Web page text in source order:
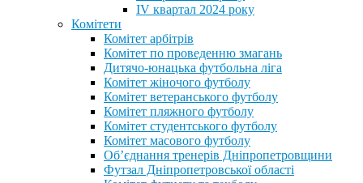
IV квартал 2024 року
Комітети
Комітет арбітрів
Комітет по проведенню змагань
Дитячо-юнацька футбольна ліга
Комітет жіночого футболу
Комітет ветеранського футболу
Комітет пляжного футболу
Комітет студентського футболу
Комітет масового футболу
Обʼєднання тренерів Дніпропетровщини
Футзал Дніпропетровської області